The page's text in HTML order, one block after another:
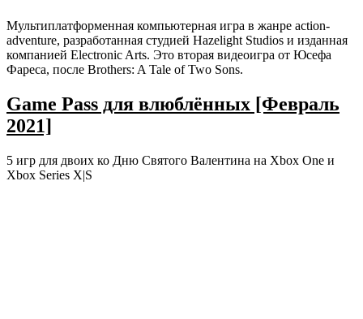
Мультиплатформенная компьютерная игра в жанре action-
adventure, разработанная студией Hazelight Studios и изданная
компанией Electronic Arts. Это вторая видеоигра от Юсефа
Фареса, после Brothers: A Tale of Two Sons.
Game Pass для влюблённых [Февраль
2021]
5 игр для двоих ко Дню Святого Валентина на Xbox One и
Xbox Series X|S